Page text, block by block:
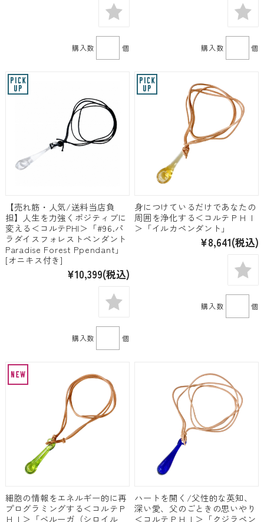
購入数 個 購入数 個
【売れ筋・人気/送料当店負
担】人生を力強くポジティブに
変える＜コルテPHI＞「#96.パ
ラダイスフォレストペンダント
Paradise Forest Ppendant」
[オニキス付き]
¥10,399(税込)
購入数 個
身につけているだけであなたの
周囲を浄化する＜コルテＰＨＩ
＞「イルカペンダント」
¥8,641(税込)
購入数 個
細胞の情報をエネルギー的に再
プログラミングする＜コルテＰ
ＨＩ＞「ベルーガ（シロイル
ハートを開く/父性的な英知、
深い愛、父のごときの思いやり
＜コルテＰＨＩ＞「クジラペン